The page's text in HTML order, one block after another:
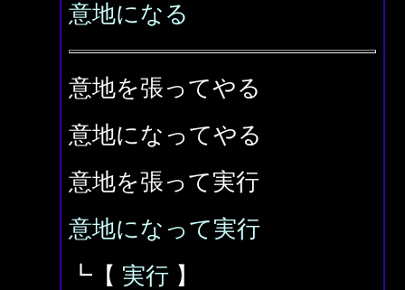
意地になる
意地を張ってやる
意地になってやる
意地を張って実行
意地になって実行
┗【 実行 】